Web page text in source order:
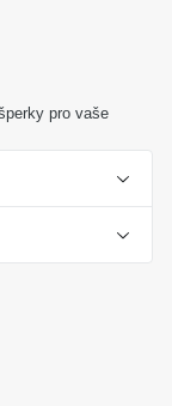
pro vaše